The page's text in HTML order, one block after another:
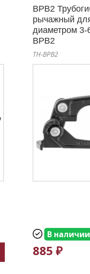
BPB2
рычажный
диаметром
BPB2
TH-BPB2
В наличии
885 ₽